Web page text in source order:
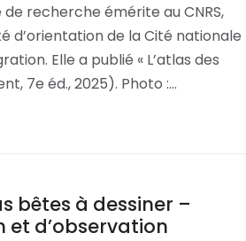
recherche émérite au CNRS,
d’orientation de la Cité nationale
Elle a publié « L’atlas des
7e éd., 2025). Photo :…
bêtes à dessiner –
et d’observation